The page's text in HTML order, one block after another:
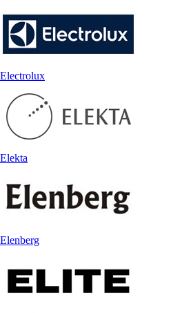
Electrolux
Elekta
Elenberg